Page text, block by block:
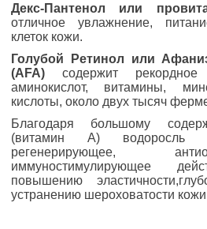
Декс-Пантенол или
отличное увлажнение,
клеток кожи.
Голубой Ретинол или
(AFA) содержит рекордное
аминокислот, витамины,
кислоты, около двух тысяч
Благодаря большому
(витамин А) водоросль
регенерирующее,
иммуностимулирующее
повышению
устранению шероховатости